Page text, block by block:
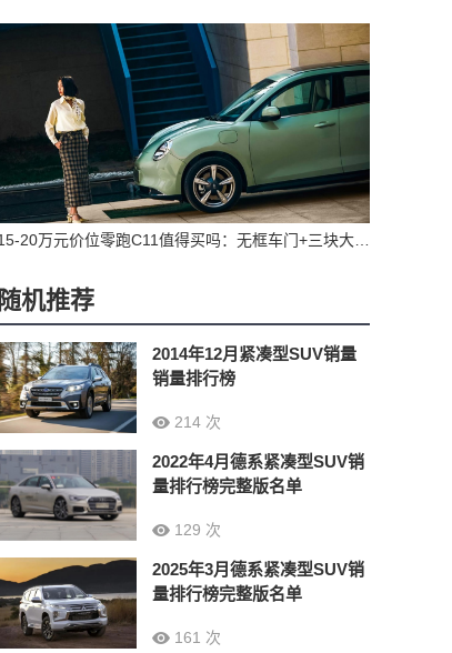
随机推荐
2014年12月紧凑型SUV销量
销量排行榜
214 次
2022年4月德系紧凑型SUV销
量排行榜完整版名单
129 次
2025年3月德系紧凑型SUV销
量排行榜完整版名单
161 次